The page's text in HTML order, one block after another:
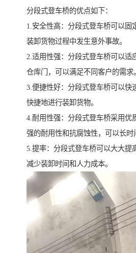
分段式登车桥的优点如下：
1.安全性高：分段式登车桥可以固
装卸货物过程中发生意外事故。
2.适用性强：分段式登车桥可以适
仓库门，可以满足不同客户的需求。
3.便捷性好：分段式登车桥可以快
快捷地进行装卸货物。
4.耐用性强：分段式登车桥采用优
强的耐用性和抗腐蚀性，可以长时
5.提率：分段式登车桥可以大大提
减少装卸时间和人力成本。